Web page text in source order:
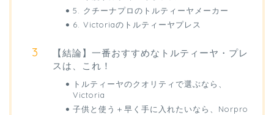
5. クチーナプロのトルティーヤメーカー
6. Victoriaのトルティーヤプレス
【結論】一番おすすめなトルティーヤ・プレ
スは、これ！
トルティーヤのクオリティで選ぶなら、
Victoria
子供と使う＋早く手に入れたいなら、Norpro